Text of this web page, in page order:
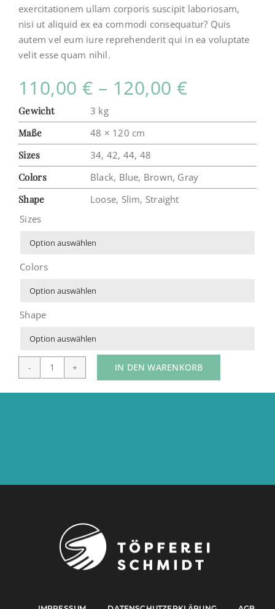
exercitationem ullam corporis suscipit laboriosam,
nisi ut aliquid ex ea commodi consequatur? Quis
autem vel eum iure reprehenderit qui in ea voluptate
velit esse quam nihil.
110,00€ – 120,00€
bis
120,00 €
Gewicht
3 kg
Maße
48 × 120 cm
Sizes
34, 42, 44, 48
Colors
Black, Blue, Brown, Gray
Shape
Loose, Slim, Straight
Sizes
Colors
Shape
Suede
IN DEN WARENKORB